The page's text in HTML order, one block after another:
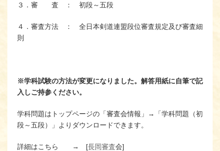
３．審 査 ： 初段～五段
４．審査方法 ： 全日本剣道連盟段位審査規定及び審査細
則
※学科試験の方法が変更になりました。 解答用紙に自筆で記
入しご持参ください。
学科問題はトップページの「審査会情報」→「学科問題（初
段～五段）」よりダウンロードできます。
詳細はこちら → [長岡審査会]